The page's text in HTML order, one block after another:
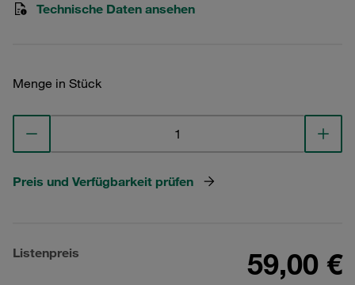
Technische Daten ansehen
Menge in Stück
Preis und Verfügbarkeit prüfen
Listenpreis 59,00 €